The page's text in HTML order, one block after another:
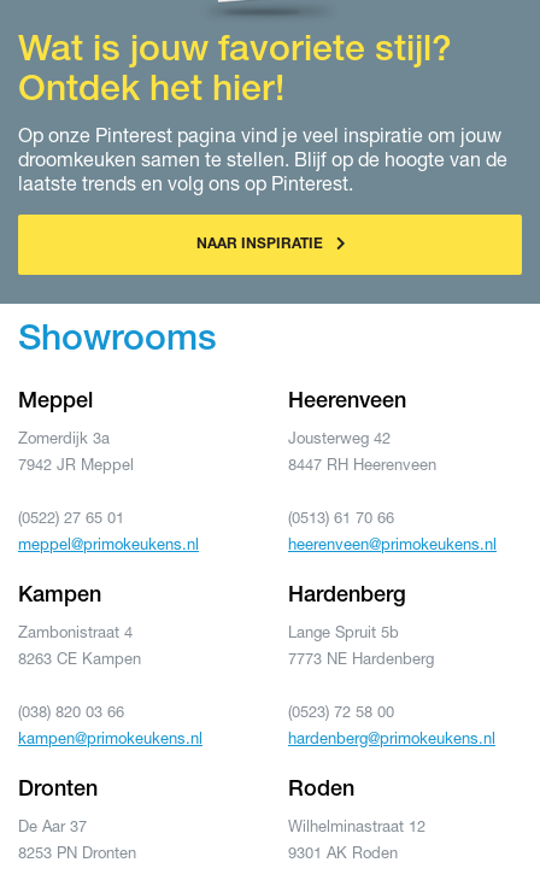
Wat is jouw favoriete stijl?
Ontdek het hier!
Op onze Pinterest pagina vind je veel inspiratie om jouw
droomkeuken samen te stellen. Blijf op de hoogte van de
laatste trends en volg ons op Pinterest.
NAAR INSPIRATIE
Showrooms
Meppel
Zomerdijk 3a
7942 JR Meppel
(0522) 27 65 01
meppel@primokeukens.nl
Heerenveen
Jousterweg 42
8447 RH Heerenveen
(0513) 61 70 66
heerenveen@primokeukens.nl
Kampen
Zambonistraat 4
8263 CE Kampen
(038) 820 03 66
kampen@primokeukens.nl
Hardenberg
Lange Spruit 5b
7773 NE Hardenberg
(0523) 72 58 00
hardenberg@primokeukens.nl
Dronten
De Aar 37
8253 PN Dronten
Roden
Wilhelminastraat 12
9301 AK Roden